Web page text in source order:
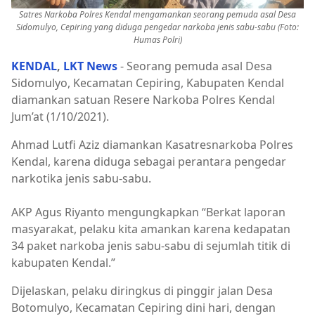
Satres Narkoba Polres Kendal mengamankan seorang pemuda asal Desa
Sidomulyo, Cepiring yang diduga pengedar narkoba jenis sabu-sabu (Foto:
Humas Polri)
KENDAL, LKT News- Seorang pemuda asal Desa
Sidomulyo, Kecamatan Cepiring, Kabupaten Kendal
diamankan satuan Resere Narkoba Polres Kendal
Jum’at (1/10/2021).
Ahmad Lutfi Aziz diamankan Kasatresnarkoba Polres
Kendal, karena diduga sebagai perantara pengedar
narkotika jenis sabu-sabu.
AKP Agus Riyanto mengungkapkan “Berkat laporan
masyarakat, pelaku kita amankan karena kedapatan
34 paket narkoba jenis sabu-sabu di sejumlah titik di
kabupaten Kendal.”
Dijelaskan, pelaku diringkus di pinggir jalan Desa
Botomulyo, Kecamatan Cepiring dini hari, dengan